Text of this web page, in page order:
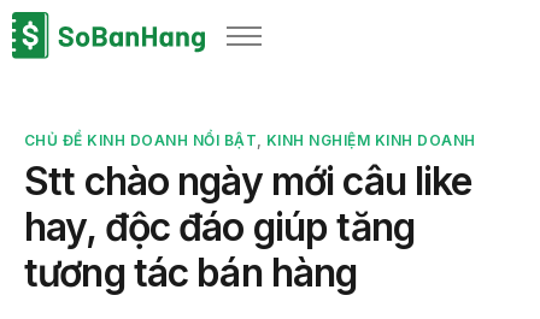
Sản phẩm
Bảng giá
Blog
Thông tin thuế
Về chúng tôi
CHỦ ĐỀ KINH DOANH NỔI BẬT, KINH NGHIỆM KINH DOANH
Stt chào ngày mới câu like
hay, độc đáo giúp tăng
tương tác bán hàng